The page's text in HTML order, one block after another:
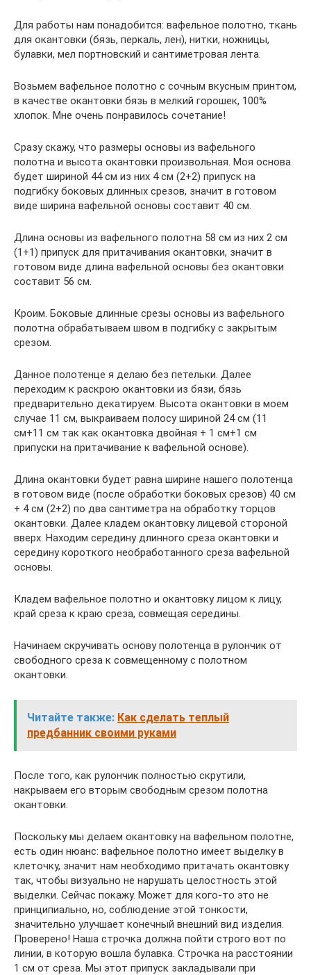
Для работы нам понадобится: вафельное полотно, ткань
для окантовки (бязь, перкаль, лен), нитки, ножницы,
булавки, мел портновский и сантиметровая лента.
Возьмем вафельное полотно с сочным вкусным принтом,
в качестве окантовки бязь в мелкий горошек, 100%
хлопок. Мне очень понравилось сочетание!
Сразу скажу, что размеры основы из вафельного
полотна и высота окантовки произвольная. Моя основа
будет шириной 44 см из них 4 см (2+2) припуск на
подгибку боковых длинных срезов, значит в готовом
виде ширина вафельной основы составит 40 см.
Длина основы из вафельного полотна 58 см из них 2 см
(1+1) припуск для притачивания окантовки, значит в
готовом виде длина вафельной основы без окантовки
составит 56 см.
Кроим. Боковые длинные срезы основы из вафельного
полотна обрабатываем швом в подгибку с закрытым
срезом.
Данное полотенце я делаю без петельки. Далее
переходим к раскрою окантовки из бязи, бязь
предварительно декатируем. Высота окантовки в моем
случае 11 см, выкраиваем полосу шириной 24 см (11
см+11 см так как окантовка двойная + 1 см+1 см
припуски на притачивание к вафельной основе).
Длина окантовки будет равна ширине нашего полотенца
в готовом виде (после обработки боковых срезов) 40 см
+ 4 см (2+2) по два сантиметра на обработку торцов
окантовки. Далее кладем окантовку лицевой стороной
вверх. Находим середину длинного среза окантовки и
середину короткого необработанного среза вафельной
основы.
Кладем вафельное полотно и окантовку лицом к лицу,
край среза к краю среза, совмещая середины.
Начинаем скручивать основу полотенца в рулончик от
свободного среза к совмещенному с полотном
окантовки.
Читайте также: Как сделать теплый
предбанник своими руками
После того, как рулончик полностью скрутили,
накрываем его вторым свободным срезом полотна
окантовки.
Поскольку мы делаем окантовку на вафельном полотне,
есть один нюанс: вафельное полотно имеет выделку в
клеточку, значит нам необходимо притачать окантовку
так, чтобы визуально не нарушать целостность этой
выделки. Сейчас покажу. Может для кого-то это не
принципиально, но, соблюдение этой тонкости,
значительно улучшает конечный внешний вид изделия.
Проверено! Наша строчка должна пойти строго вот по
линии, в которую вошла булавка. Строчка на расстоянии
1 см от среза. Мы этот припуск закладывали при